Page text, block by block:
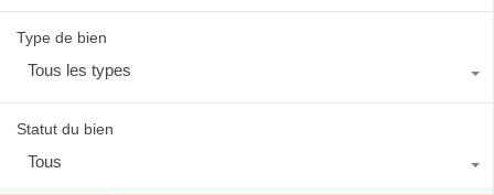
Type de bien
Tous les types
Statut du bien
Tous